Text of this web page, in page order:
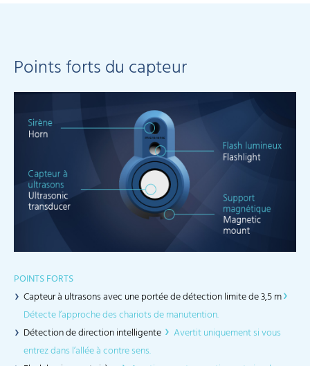
Points forts du capteur
POINTS FORTS
Capteur à ultrasons avec une portée de détection limite de 3,5 m
Détecte l’approche des chariots de manutention.
Détection de direction intelligente
Avertit uniquement si vous
entrez dans l’allée à contre sens.